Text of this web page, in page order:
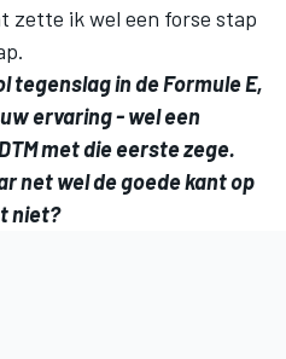
zette ik wel een forse stap
tegenslag in de Formule E,
ervaring - wel een
met die eerste zege.
net wel de goede kant op
niet?